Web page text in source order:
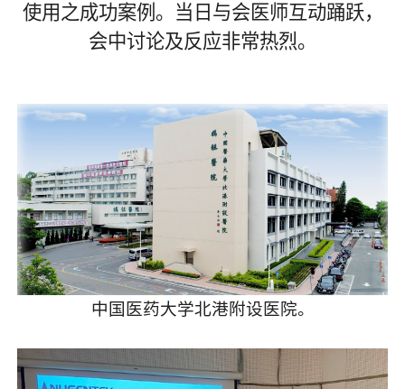
使用之成功案例。当日与会医师互动踊跃，
会中讨论及反应非常热烈。
中国医药大学北港附设医院。